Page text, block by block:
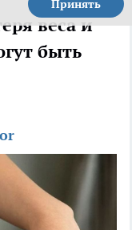
Принять
веса и
быть